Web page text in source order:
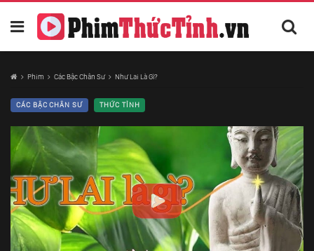
Phim Các Bậc Chân Sư Như Lai Là Gì?
CÁC BẬC CHÂN SƯ THỨC TỈNH